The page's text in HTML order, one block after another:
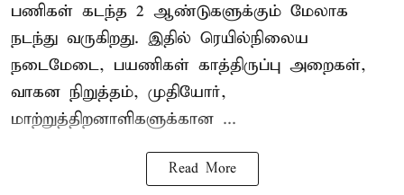
பணிகள் கடந்த 2 ஆண்டுகளுக்கும் மேலாக
நடந்து வருகிறது. இதில் ரெயில்நிலைய
நடைமேடை, பயணிகள் காத்திருப்பு அறைகள்,
வாகன நிறுத்தம், முதியோர்,
மாற்றுத்திறனாளிகளுக்கான ...
Read More